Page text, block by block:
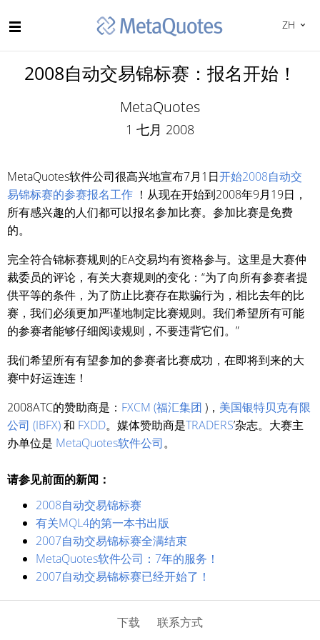
ZH
2008自动交易锦标赛：报名开始！
MetaQuotes
1 七月 2008
MetaQuotes软件公司很高兴地宣布7月1日开始2008自动交
易锦标赛的参赛报名工作 ！从现在开始到2008年9月19日，
所有感兴趣的人们都可以报名参加比赛。参加比赛是免费
的。
完全符合锦标赛规则的EA交易均有资格参与。这里是大赛仲
裁委员的评论，有关大赛规则的变化：“为了向所有参赛者提
供平等的条件，为了防止比赛存在欺骗行为，相比去年的比
赛，我们必须更加严谨地制定比赛规则。我们希望所有可能
的参赛者能够仔细阅读规则，不要违背它们。”
我们希望所有有望参加的参赛者比赛成功，在即将到来的大
赛中好运连连！
2008ATC的赞助商是： FXCM (福汇集团 )， 美国银特贝克有限
公司 (IBFX)和 FXDD。媒体赞助商是TRADERS’杂志。大赛主
办单位是 MetaQuotes软件公司。
请参见前面的新闻：
2008自动交易锦标赛
有关MQL4的第一本书出版
2007自动交易锦标赛全满结束
MetaQuotes软件公司：7年的服务！
2007自动交易锦标赛已经开始了！
下载 联系方式